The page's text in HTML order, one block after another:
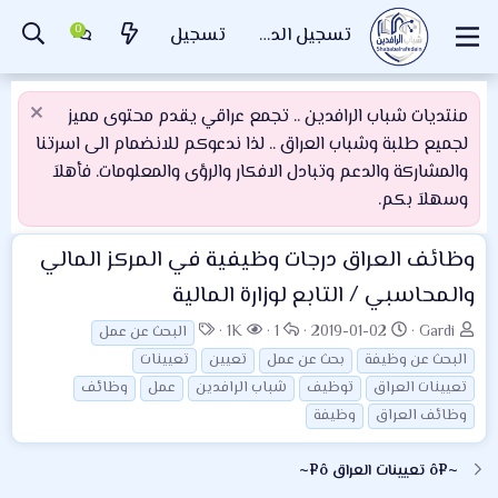
تسجيل الدخول تسجيل
منتديات شباب الرافدين .. تجمع عراقي يقدم محتوى مميز
لجميع طلبة وشباب العراق .. لذا ندعوكم للانضمام الى اسرتنا
والمشاركة والدعم وتبادل الافكار والرؤى والمعلومات. فأهلاَ
وسهلاَ بكم.
وظائف العراق درجات وظيفية في المركز المالي
والمحاسبي / التابع لوزارة المالية
ب
ا
د
ئ
ا
م
Gardi
ت
ا
ر
ي
خ
ل
2019-01-02
ا
ل
ر
د
1
ا
ل
م
ش
1K
ا
ل
و
س
البحث عن عمل
البحث عن وظيفة
بحث عن عمل تعيين
تعيينات
تعيينات العراق
توظيف شباب الرافدين عمل
وظائف
وظائف العراق
وظيفة
~¤ô تعيينات العراق ô¤~